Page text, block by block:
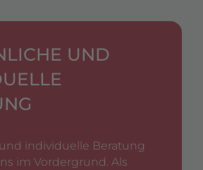
UND
individuelle Beratung
im Vordergrund. Als